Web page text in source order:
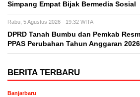
Simpang Empat Bijak Bermedia Sosial
Rabu, 5 Agustus 2026 - 19:32 WITA
DPRD Tanah Bumbu dan Pemkab
PPAS Perubahan Tahun Anggaran 2026
BERITA TERBARU
Banjarbaru